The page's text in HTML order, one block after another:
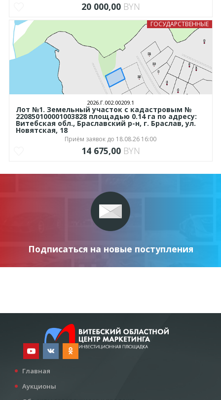
20 000,00 BYN
ГОСУДАРСТВЕННЫЕ
2026.Г.002.00209.1
Лот №1. Земельный участок с кадастровым №
220850100001003828 площадью 0.14 га по адресу:
Витебская обл., Браславский р-н, г. Браслав, ул.
Новятская, 18
Приём заявок до 18.08.26 16:00
14 675,00 BYN
Подписаться на новые поступления
Главная
Аукционы